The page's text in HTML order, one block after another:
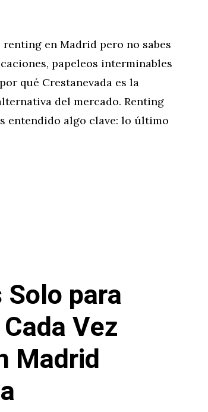
en Madrid pero no sabes
papeleos interminables
qué Crestanevada es la
del mercado. Renting
entendido algo clave: lo último
Solo para
Vez
Madrid